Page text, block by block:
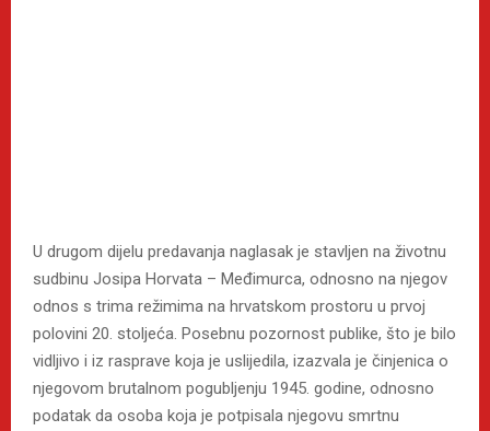
U drugom dijelu predavanja naglasak je stavljen na životnu
sudbinu Josipa Horvata – Međimurca, odnosno na njegov
odnos s trima režimima na hrvatskom prostoru u prvoj
polovini 20. stoljeća. Posebnu pozornost publike, što je bilo
vidljivo i iz rasprave koja je uslijedila, izazvala je činjenica o
njegovom brutalnom pogubljenju 1945. godine, odnosno
podatak da osoba koja je potpisala njegovu smrtnu